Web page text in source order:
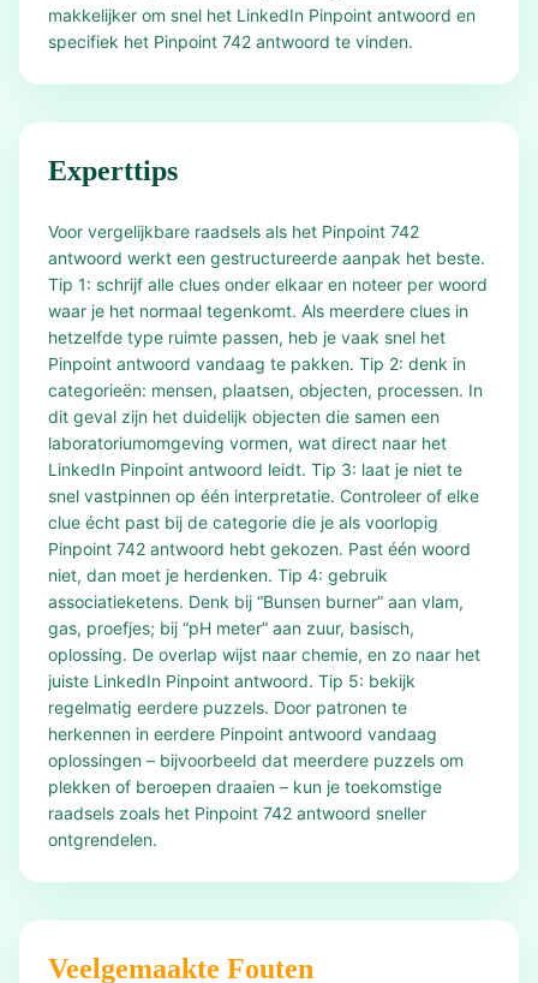
makkelijker om snel het LinkedIn Pinpoint antwoord en
specifiek het Pinpoint 742 antwoord te vinden.
Experttips
Voor vergelijkbare raadsels als het Pinpoint 742
antwoord werkt een gestructureerde aanpak het beste.
Tip 1: schrijf alle clues onder elkaar en noteer per woord
waar je het normaal tegenkomt. Als meerdere clues in
hetzelfde type ruimte passen, heb je vaak snel het
Pinpoint antwoord vandaag te pakken. Tip 2: denk in
categorieën: mensen, plaatsen, objecten, processen. In
dit geval zijn het duidelijk objecten die samen een
laboratoriumomgeving vormen, wat direct naar het
LinkedIn Pinpoint antwoord leidt. Tip 3: laat je niet te
snel vastpinnen op één interpretatie. Controleer of elke
clue écht past bij de categorie die je als voorlopig
Pinpoint 742 antwoord hebt gekozen. Past één woord
niet, dan moet je herdenken. Tip 4: gebruik
associatieketens. Denk bij “Bunsen burner” aan vlam,
gas, proefjes; bij “pH meter” aan zuur, basisch,
oplossing. De overlap wijst naar chemie, en zo naar het
juiste LinkedIn Pinpoint antwoord. Tip 5: bekijk
regelmatig eerdere puzzels. Door patronen te
herkennen in eerdere Pinpoint antwoord vandaag
oplossingen – bijvoorbeeld dat meerdere puzzels om
plekken of beroepen draaien – kun je toekomstige
raadsels zoals het Pinpoint 742 antwoord sneller
ontgrendelen.
Veelgemaakte Fouten